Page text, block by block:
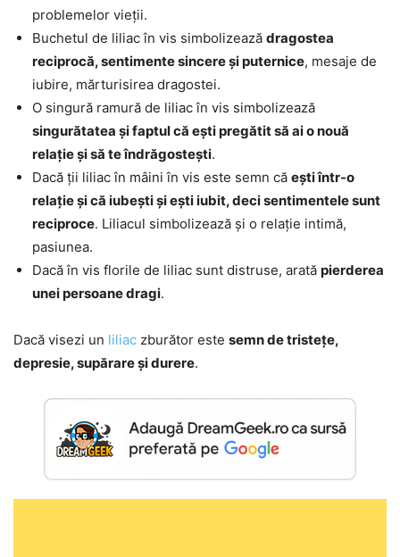
problemelor vieții.
Buchetul de liliac în vis simbolizează dragostea
reciprocă, sentimente sincere și puternice, mesaje de
iubire, mărturisirea dragostei.
O singură ramură de liliac în vis simbolizează
singurătatea și faptul că ești pregătit să ai o nouă
relație și să te îndrăgostești.
Dacă ții liliac în mâini în vis este semn că ești într-o
relație și că iubești și ești iubit, deci sentimentele sunt
reciproce. Liliacul simbolizează și o relație intimă,
pasiunea.
Dacă în vis florile de liliac sunt distruse, arată pierderea
unei persoane dragi.
Dacă visezi un liliac zburător este semn de tristețe,
depresie, supărare și durere.